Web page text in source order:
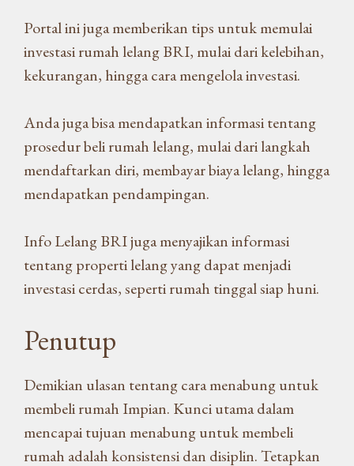
Portal ini juga memberikan tips untuk memulai
investasi rumah lelang BRI, mulai dari kelebihan,
kekurangan, hingga cara mengelola investasi.
Anda juga bisa mendapatkan informasi tentang
prosedur beli rumah lelang, mulai dari langkah
mendaftarkan diri, membayar biaya lelang, hingga
mendapatkan pendampingan.
Info Lelang BRI juga menyajikan informasi
tentang properti lelang yang dapat menjadi
investasi cerdas, seperti rumah tinggal siap huni.
Penutup
Demikian ulasan tentang cara menabung untuk
membeli rumah Impian. Kunci utama dalam
mencapai tujuan menabung untuk membeli
rumah adalah konsistensi dan disiplin. Tetapkan